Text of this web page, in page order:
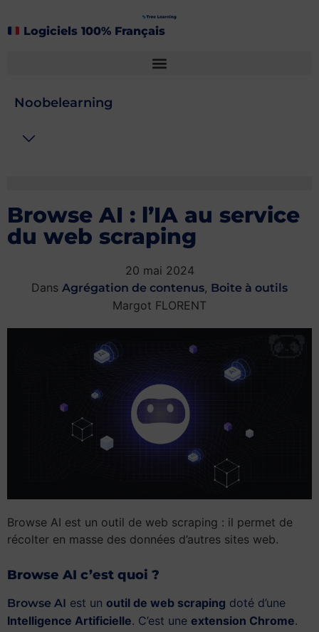
Logiciels 100% Français
Noobelearning
Browse AI : l’IA au service
du web scraping
20 mai 2024
Dans Agrégation de contenus, Boite à outils
Margot FLORENT
Browse AI est un outil de web scraping : il permet de
récolter en masse des données d’autres sites web.
Browse AI c’est quoi ?
Browse AI est un outil de web scraping doté d’une
Intelligence Artificielle. C’est une extension Chrome.